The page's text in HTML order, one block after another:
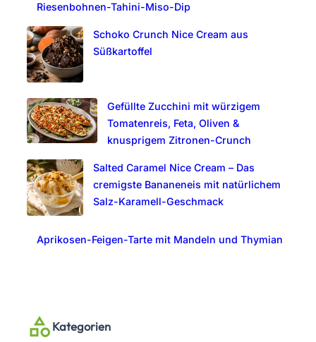
Riesenbohnen-Tahini-Miso-Dip
Schoko Crunch Nice Cream aus
Süßkartoffel
Gefüllte Zucchini mit würzigem
Tomatenreis, Feta, Oliven &
knusprigem Zitronen-Crunch
Salted Caramel Nice Cream – Das
cremigste Bananeneis mit natürlichem
Salz-Karamell-Geschmack
Aprikosen-Feigen-Tarte mit Mandeln und Thymian
Kategorien